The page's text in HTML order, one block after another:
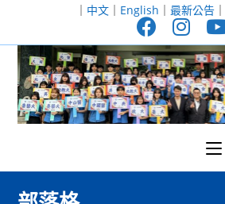
至
｜ 中文｜ English ｜ 最新公告｜